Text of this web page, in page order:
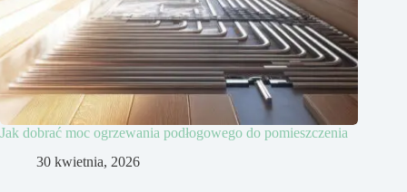
Jak dobrać moc ogrzewania podłogowego do pomieszczenia
30 kwietnia, 2026